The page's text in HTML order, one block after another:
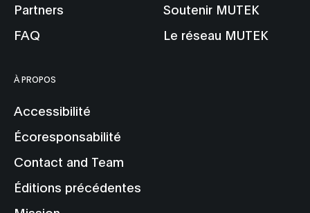
Partners
FAQ
Soutenir MUTEK
Le réseau MUTEK
À PROPOS
Accessibilité
Écoresponsabilité
Contact and Team
Éditions précédentes